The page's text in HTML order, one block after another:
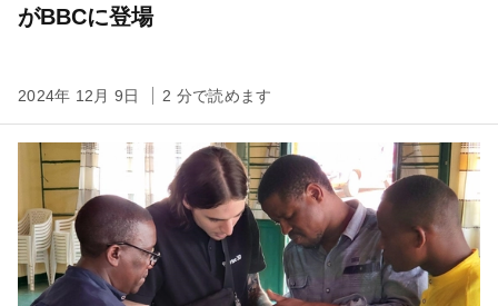
がBBCに登場
2024年 12月 9日 2 分で読めます